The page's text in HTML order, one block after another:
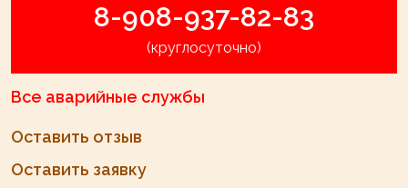
8-908-937-82-83
(круглосуточно)
Все аварийные службы
Оставить отзыв
Оставить заявку